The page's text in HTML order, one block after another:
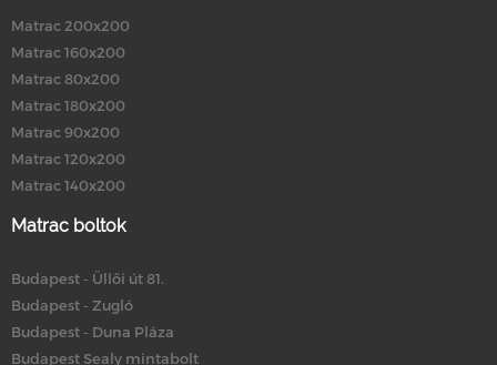
Matrac 200x200
Matrac 160x200
Matrac 80x200
Matrac 180x200
Matrac 90x200
Matrac 120x200
Matrac 140x200
Matrac boltok
Budapest - Üllői út 81.
Budapest - Zugló
Budapest - Duna Pláza
Budapest Sealy mintabolt